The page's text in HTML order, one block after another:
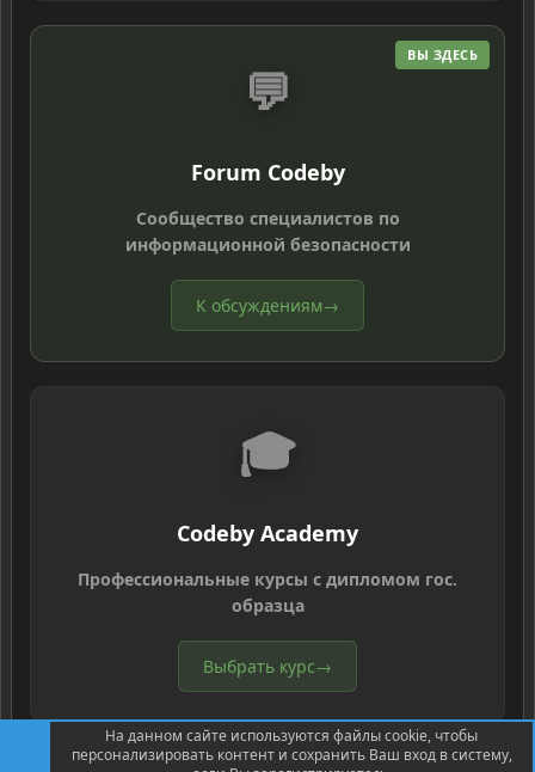
ВЫ ЗДЕСЬ
💬
Forum Codeby
Сообщество специалистов по
информационной безопасности
К обсуждениям→
🎓
Codeby Academy
Профессиональные курсы с дипломом гос.
образца
Выбрать курс→
На данном сайте используются файлы cookie, чтобы
персонализировать контент и сохранить Ваш вход в систему,